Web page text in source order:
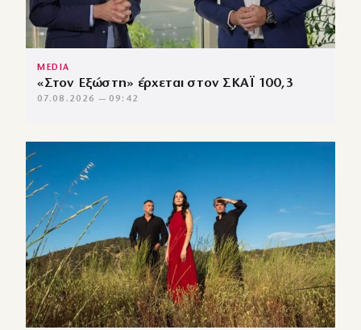
MEDIA
«Στον Εξώστη» έρχεται στον ΣΚΑΪ 100,3
07.08.2026 — 09:42